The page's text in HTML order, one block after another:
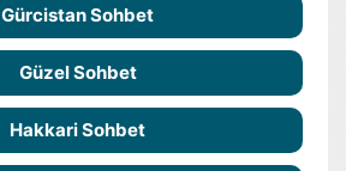
Gürcistan Sohbet
Güzel Sohbet
Hakkari Sohbet